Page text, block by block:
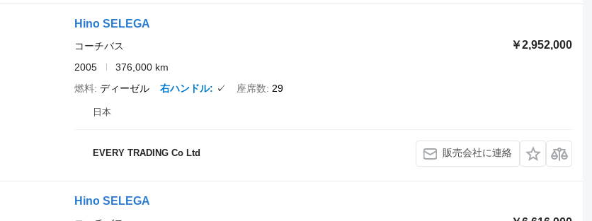
Hino SELEGA
￥2,952,000
コーチバス
2005
376,000 km
燃料 ディーゼル 右ハンドル ✓ 座席数 29
日本
EVERY TRADING Co Ltd 販売会社に連絡
Hino SELEGA